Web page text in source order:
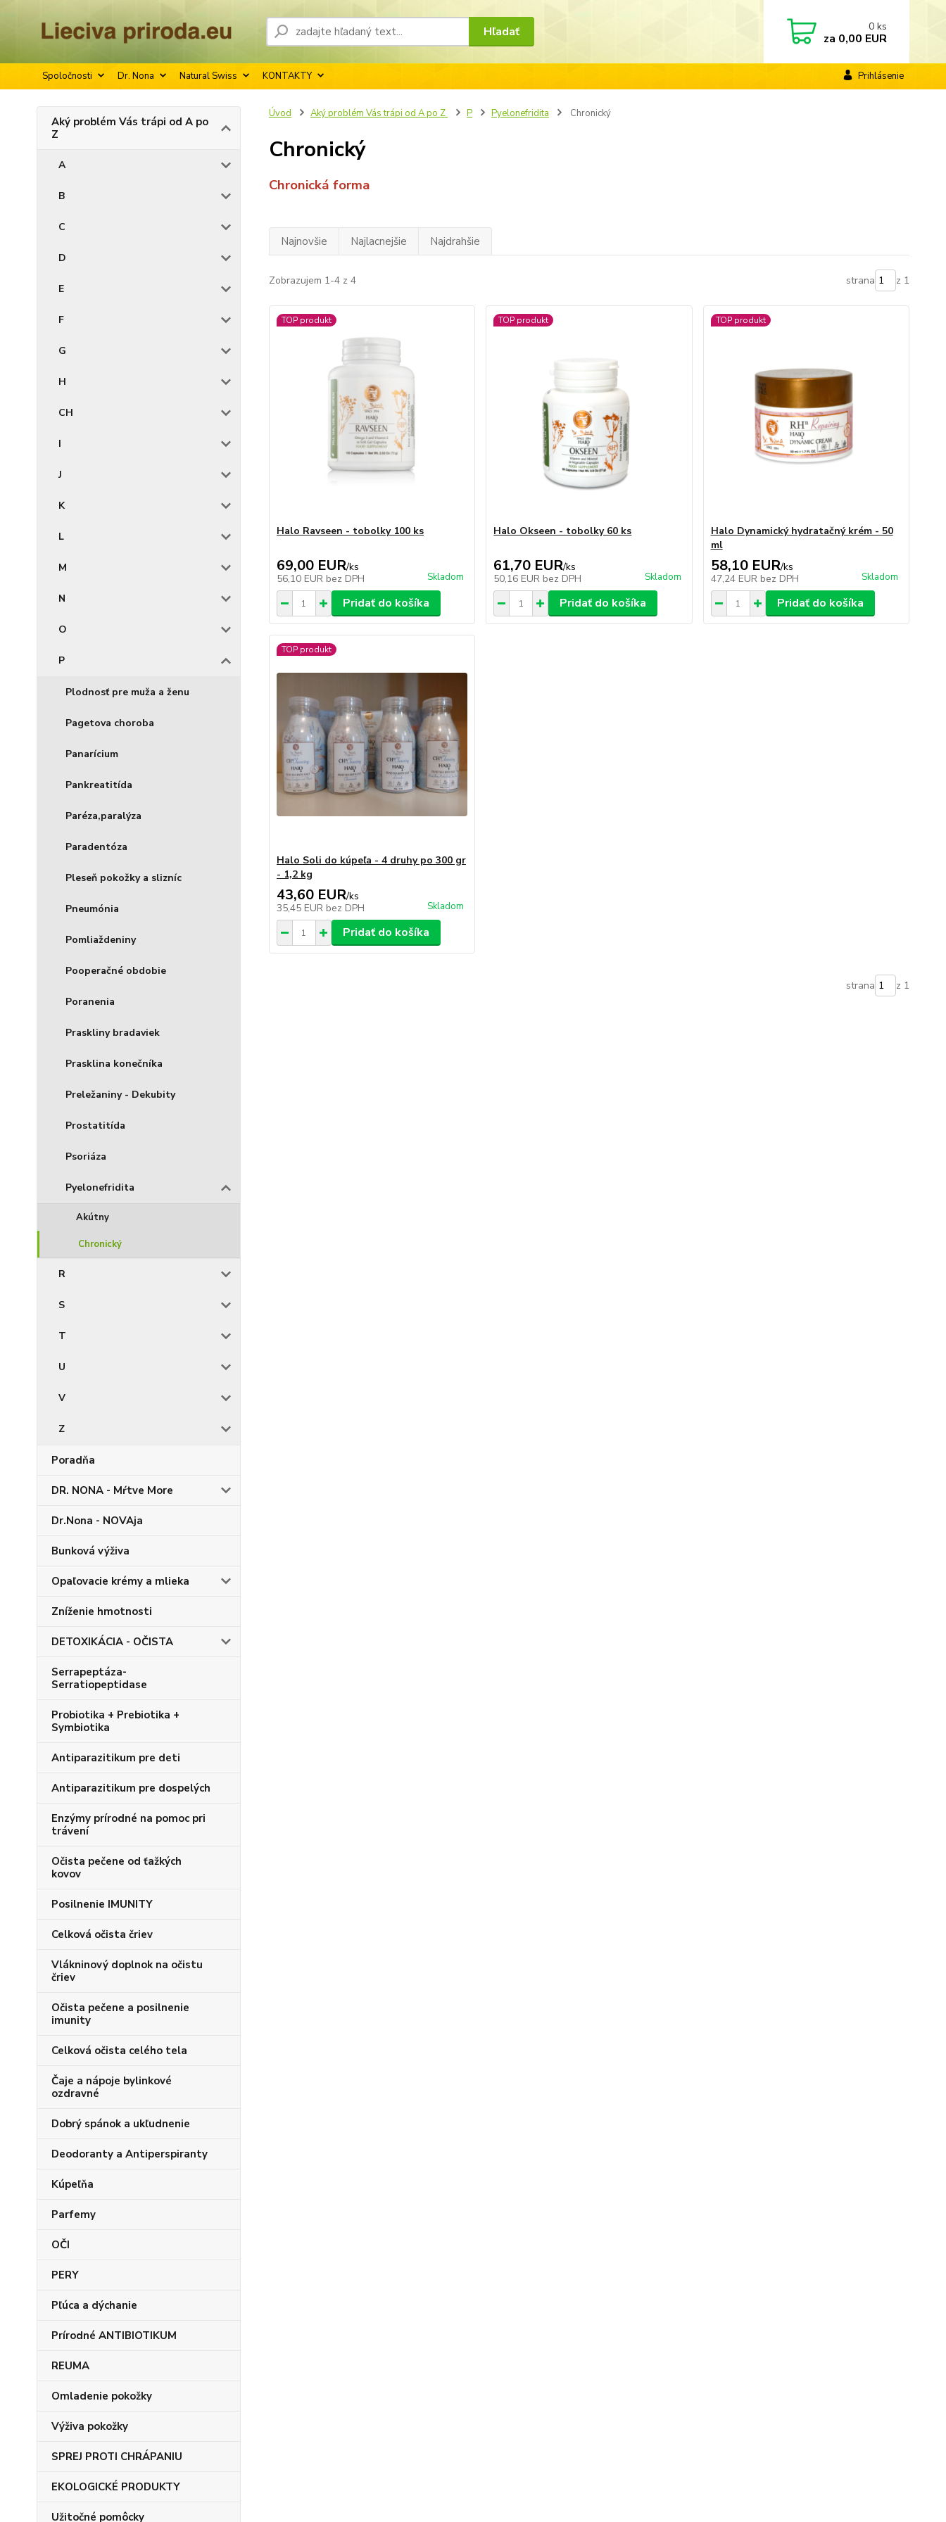
Spoločnosti Dr. Nona Natural Swiss KONTAKTY Prihlásenie
Hľadať 0 ks
za 0,00 EUR
Aký problém Vás trápi od A po
Z
A
B
C
D
E
F
G
H
CH
I
J
K
L
M
N
O
P
Plodnosť pre muža a ženu
Pagetova choroba
Panarícium
Pankreatitída
Paréza,paralýza
Paradentóza
Pleseň pokožky a slizníc
Pneumónia
Pomliaždeniny
Pooperačné obdobie
Poranenia
Praskliny bradaviek
Prasklina konečníka
Preležaniny - Dekubity
Prostatitída
Psoriáza
Pyelonefridita
Akútny
Chronický
R
S
T
U
V
Z
Poradňa
DR. NONA - Mŕtve More
Dr.Nona - NOVAja
Bunková výživa
Opaľovacie krémy a mlieka
Zníženie hmotnosti
DETOXIKÁCIA - OČISTA
Serrapeptáza-
Serratiopeptidase
Probiotika + Prebiotika +
Symbiotika
Antiparazitikum pre deti
Antiparazitikum pre dospelých
Enzýmy prírodné na pomoc pri
trávení
Očista pečene od ťažkých
kovov
Posilnenie IMUNITY
Celková očista čriev
Vlákninový doplnok na očistu
čriev
Očista pečene a posilnenie
imunity
Celková očista celého tela
Čaje a nápoje bylinkové
ozdravné
Dobrý spánok a ukľudnenie
Deodoranty a Antiperspiranty
Kúpeľňa
Parfemy
OČI
PERY
Pľúca a dýchanie
Prírodné ANTIBIOTIKUM
REUMA
Omladenie pokožky
Výživa pokožky
SPREJ PROTI CHRÁPANIU
EKOLOGICKÉ PRODUKTY
Užitočné pomôcky
Úvod Aký problém Vás trápi od A po Z P Pyelonefridita Chronický
Chronický
Chronická forma
Najnovšie Najlacnejšie Najdrahšie
Zobrazujem 1-4 z 4 strana z 1
TOP produkt
Halo Ravseen - tobolky 100 ks
69,00 EUR/ks
56,10 EUR bez DPH Skladom
Pridať do košíka
TOP produkt
Halo Okseen - tobolky 60 ks
61,70 EUR/ks
50,16 EUR bez DPH Skladom
Pridať do košíka
TOP produkt
Halo Dynamický hydratačný krém - 50
ml
58,10 EUR/ks
47,24 EUR bez DPH Skladom
Pridať do košíka
TOP produkt
Halo Soli do kúpeľa - 4 druhy po 300 gr
- 1,2 kg
43,60 EUR/ks
35,45 EUR bez DPH Skladom
Pridať do košíka
strana z 1